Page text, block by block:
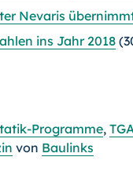
Nevaris
ins Jahr 2018
Programme,
von Baulinks